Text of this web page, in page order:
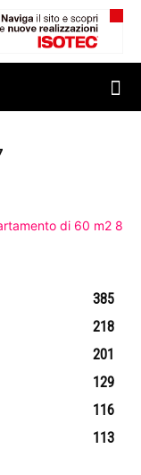
385
218
201
129
116
113